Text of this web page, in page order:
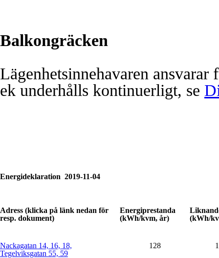
Balkongräcken
Lägenhetsinnehavaren
ek underhålls kontinuerligt, se
Energideklaration 2019-11-04
Adress (klicka på länk nedan för
resp. dokument)
Energiprestanda
(kWh/kvm, år)
(kWh/
Nackagatan 14, 16, 18,
Tegelviksgatan 55, 59
128